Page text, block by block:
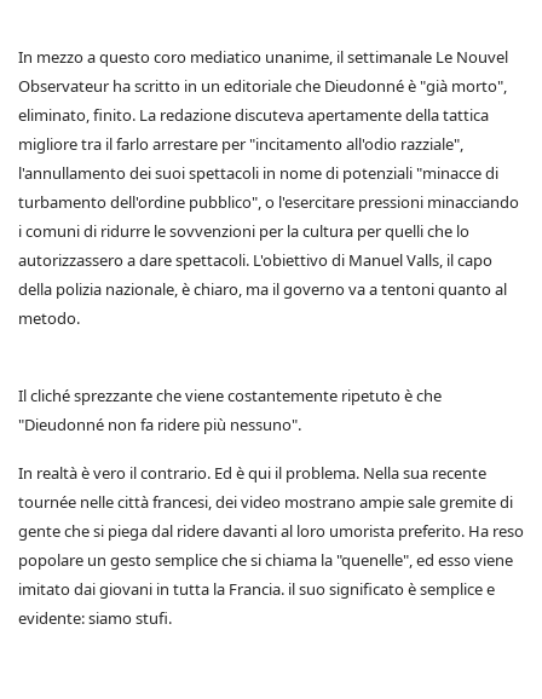
In mezzo a questo coro mediatico unanime, il settimanale Le Nouvel
Observateur ha scritto in un editoriale che Dieudonné è "già morto",
eliminato, finito. La redazione discuteva apertamente della tattica
migliore tra il farlo arrestare per "incitamento all'odio razziale",
l'annullamento dei suoi spettacoli in nome di potenziali "minacce di
turbamento dell'ordine pubblico", o l'esercitare pressioni minacciando
i comuni di ridurre le sovvenzioni per la cultura per quelli che lo
autorizzassero a dare spettacoli. L'obiettivo di Manuel Valls, il capo
della polizia nazionale, è chiaro, ma il governo va a tentoni quanto al
metodo.
Il cliché sprezzante che viene costantemente ripetuto è che
"Dieudonné non fa ridere più nessuno".
In realtà è vero il contrario. Ed è qui il problema. Nella sua recente
tournée nelle città francesi, dei video mostrano ampie sale gremite di
gente che si piega dal ridere davanti al loro umorista preferito. Ha reso
popolare un gesto semplice che si chiama la "quenelle", ed esso viene
imitato dai giovani in tutta la Francia. il suo significato è semplice e
evidente: siamo stufi.